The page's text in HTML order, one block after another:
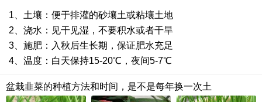
1、土壤：便于排灌的砂壤土或粘壤土地
2、浇水：见干见湿，不要积水或者干旱
3、施肥：入秋后生长期，保证肥水充足
4、温度：白天保持15-20℃，夜间5-7℃
盆栽韭菜的种植方法和时间，是不是每年换一次土